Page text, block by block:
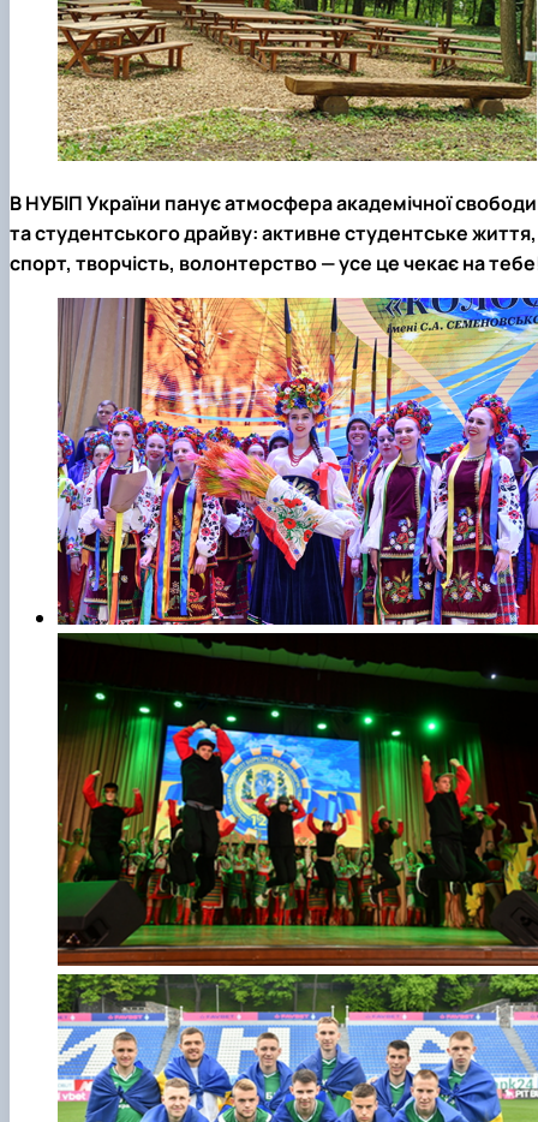
В НУБІП України панує атмосфера академічної свободи
та студентського драйву: активне студентське життя,
спорт, творчість, волонтерство — усе це чекає на